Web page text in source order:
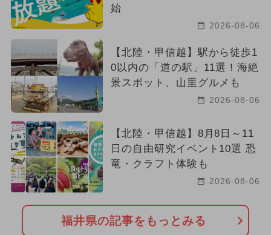
始
2026-08-06
【北陸・甲信越】駅から徒歩1
0以内の「道の駅」11選！海絶
景スポット、山里グルメも
2026-08-06
【北陸・甲信越】8月8日～11
日の自由研究イベント10選 恐
竜・クラフト体験も
2026-08-06
福井県の記事をもっとみる